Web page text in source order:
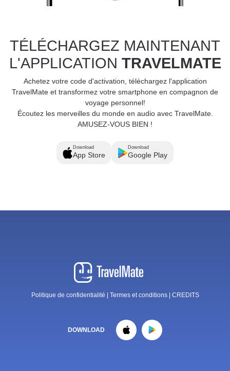
TÉLÉCHARGEZ MAINTENANT
L'APPLICATION TRAVELMATE
Achetez votre code d'activation, téléchargez l'application
TravelMate et transformez votre smartphone en compagnon de
voyage personnel!
Écoutez les merveilles du monde en audio avec TravelMate.
AMUSEZ-VOUS BIEN !
Download
App Store
Download
Google Play
Politique de confidentialité Termes et conditions CREDITS
DOWNLOAD